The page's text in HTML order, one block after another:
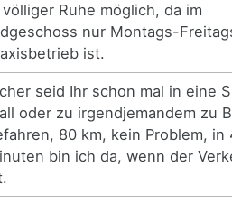
Ruhe möglich, da im
nur Montags-
ist.
seid Ihr schon mal in eine
oder zu irgendjemandem zu
80 km, kein Problem, in
bin ich da, wenn der